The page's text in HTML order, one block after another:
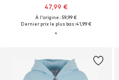
47,99 €
À l'origine : 59,99 €
Dernier prix le plus bas :41,99 €